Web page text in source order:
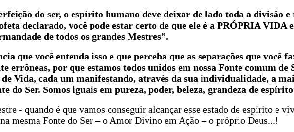
do ser, o espírito humano deve deixar de lado toda a divisão
declarado, você pode estar certo de que ele é a PRÓPRIA VIDA
de todos os grandes Mestres”.
que você entenda isso e que perceba que as separações que você
errôneas, por que estamos todos unidos em nossa Fonte comum de
Vida, cada um manifestando, através da sua individualidade, a
do Ser. Somos iguais em pureza, poder, beleza, grandeza de
- quando é que vamos conseguir alcançar esse estado de espírito e
mesma Fonte do Ser – o Amor Divino em Ação – o próprio Deus...!